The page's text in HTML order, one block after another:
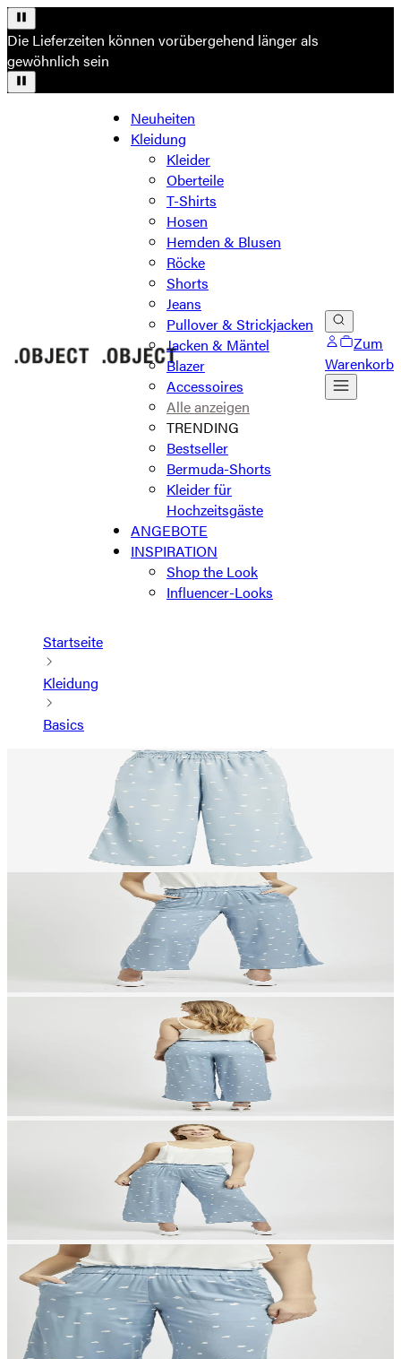
Die Lieferzeiten können vorübergehend länger als
gewöhnlich sein
Neuheiten
Kleidung
Kleider
Oberteile
T-Shirts
Hosen
Hemden & Blusen
Röcke
Shorts
Jeans
Pullover & Strickjacken
Jacken & Mäntel
Blazer
Accessoires
Alle anzeigen
TRENDING
Bestseller
Bermuda-Shorts
Kleider für
Hochzeitsgäste
ANGEBOTE
INSPIRATION
Shop the Look
Influencer-Looks
Zum
Warenkorb
Startseite
Kleidung
Basics